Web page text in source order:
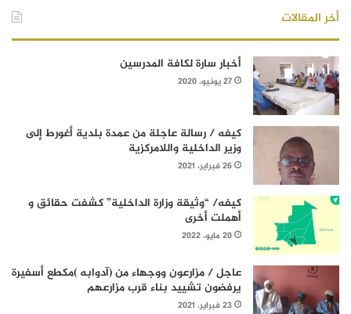
أخر المقالات
أخبار سارة لكافة المدرسين
27 يونيو، 2020
كيفه / رسالة عاجلة من عمدة بلدية أغورط إلى
وزير الداخلية واللامركزية
26 فبراير، 2021
كيفه/ “وثيقة وزارة الداخلية” كشفت حقائق و
أهملت أخرى
20 مايو، 2022
عاجل / مزارعون ووجهاء من (آدوابه )مكطع أسفيرة
يرفضون تشييد بناء قرب مزارعهم
23 فبراير، 2021